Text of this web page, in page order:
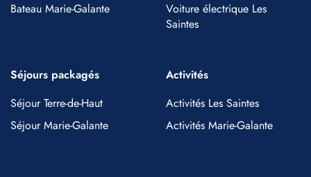
Bateau Marie-Galante
Voiture électrique Les
Saintes
Séjours packagés
Séjour Terre-de-Haut
Séjour Marie-Galante
Activités
Activités Les Saintes
Activités Marie-Galante